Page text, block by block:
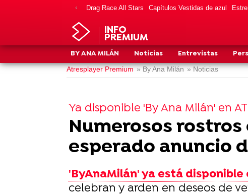
Drag Race All Stars Capítulos Vestidas de azul
INFO
PREMIUM
BY ANA MILÁN Noticias Entrevistas
Atresplayer Premium » By Ana Milán » Noticias
Ya disponible 'By Ana Milán' en
Numerosos
esperado anuncio
'ByAnaMilán' ya está disponible
celebran y arden en deseos de